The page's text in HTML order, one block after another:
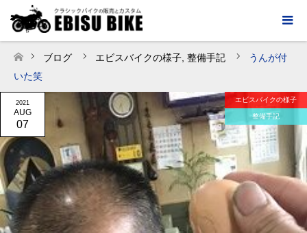
ホーム
ブログ エビスバイクの様子 整備手記
うんが付
いた笑
2021
AUG
07
エビスバイクの様子
整備手記